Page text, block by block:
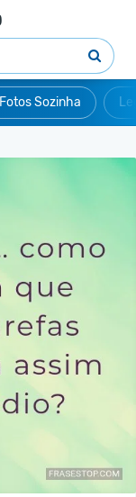
Fotos Sozinha